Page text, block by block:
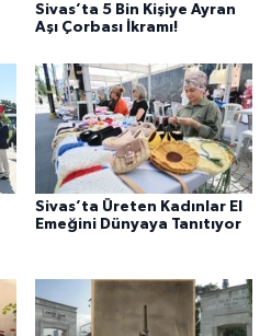
Sivas’ta 5 Bin Kişiye Ayran
Aşı Çorbası İkramı!
Sivas’ta Üreten Kadınlar El
Emeğini Dünyaya Tanıtıyor